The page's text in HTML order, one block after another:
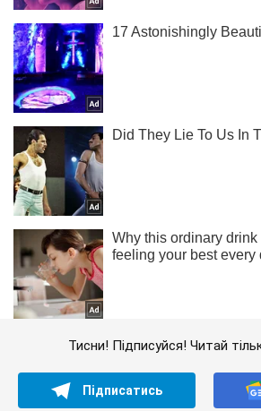
Тисни! Підписуйся! Читай
Підписатись